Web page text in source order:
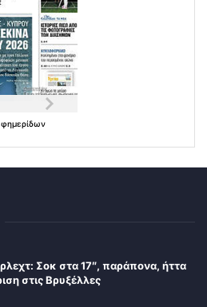
Σοκ στα 17″, παράπονα, ήττα
στις Βρυξέλλες